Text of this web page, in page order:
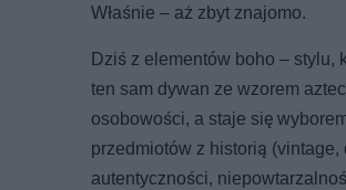
Właśnie – aż zbyt znajomo.
Dziś z elementów boho – stylu,
ten sam dywan ze wzorem
osobowości, a staje się
przedmiotów z historią
autentyczności,